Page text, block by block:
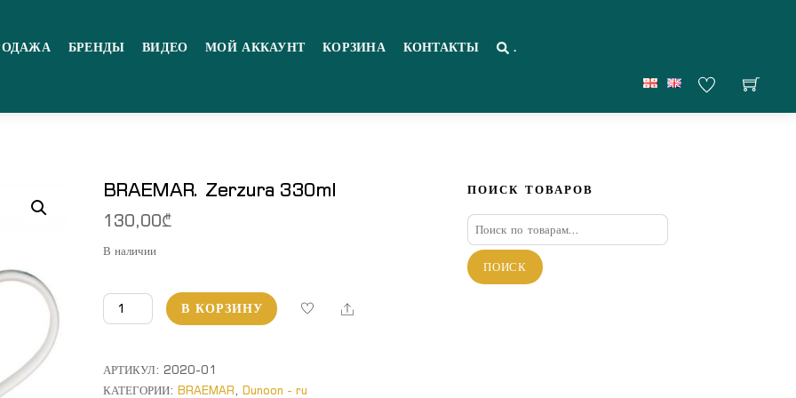
БРЕНДЫ ВИДЕО МОЙ АККАУНТ КОРЗИНА КОНТАКТЫ .
BRAEMAR. Zerzura 330ml
130,00₾
В наличии
Количество
товара
Zerzura
330ml
В КОРЗИНУ Share
АРТИКУЛ: 2020-01
КАТЕГОРИИ: BRAEMAR, Dunoon - ru
ПОИСК ТОВАРОВ
Искать:
ПОИСК